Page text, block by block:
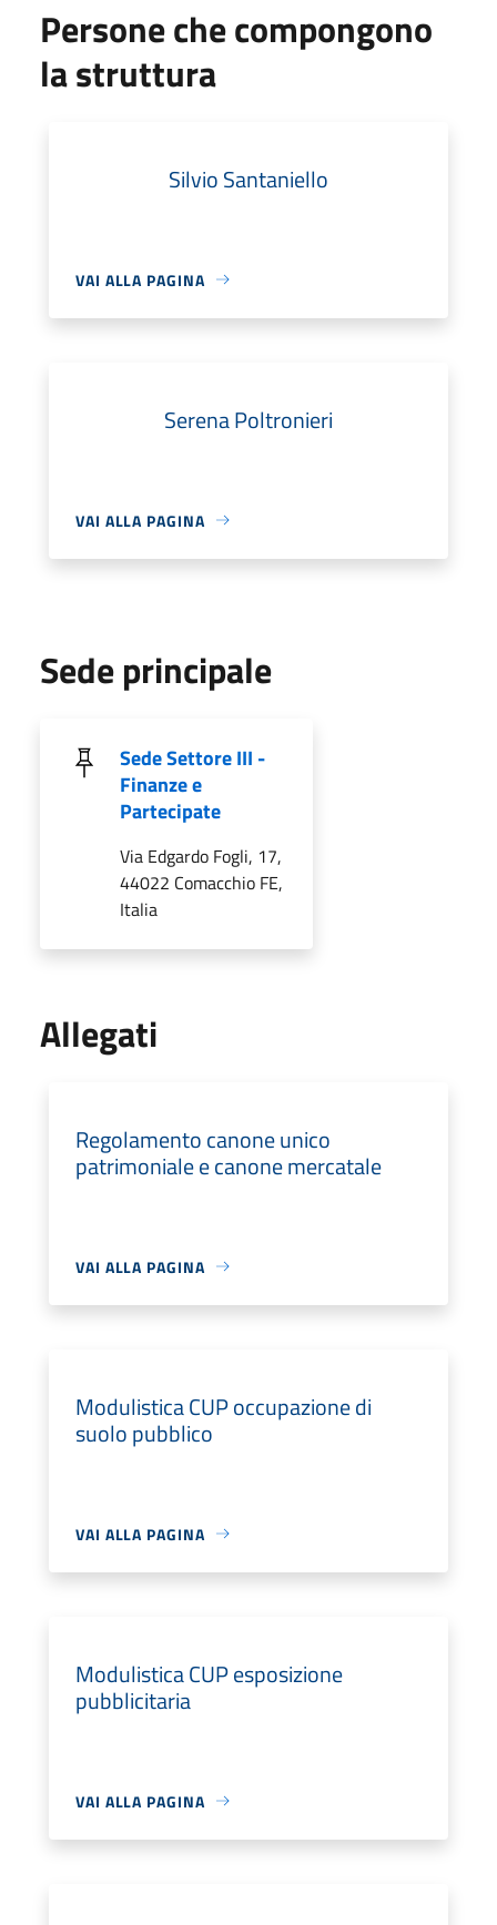
Persone che compongono
la struttura
Silvio Santaniello
VAI ALLA PAGINA
Serena Poltronieri
VAI ALLA PAGINA
Sede principale
Sede Settore III -
Finanze e
Partecipate
Via Edgardo Fogli, 17,
44022 Comacchio FE,
Italia
Allegati
Regolamento canone unico
patrimoniale e canone mercatale
VAI ALLA PAGINA
Modulistica CUP occupazione di
suolo pubblico
VAI ALLA PAGINA
Modulistica CUP esposizione
pubblicitaria
VAI ALLA PAGINA